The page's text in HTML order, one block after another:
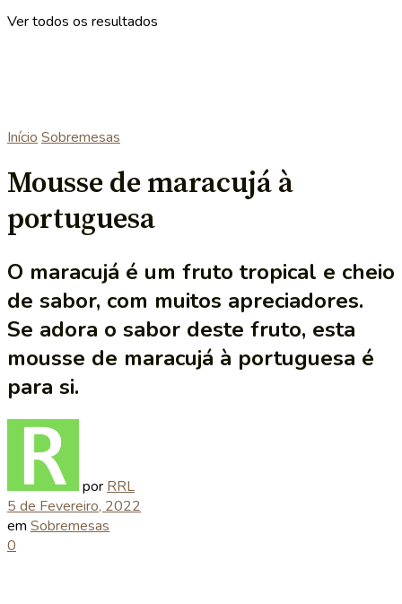
Ver todos os resultados
Início Sobremesas
Mousse de maracujá à
portuguesa
O maracujá é um fruto tropical e cheio
de sabor, com muitos apreciadores.
Se adora o sabor deste fruto, esta
mousse de maracujá à portuguesa é
para si.
por RRL
5 de Fevereiro, 2022
em Sobremesas
0